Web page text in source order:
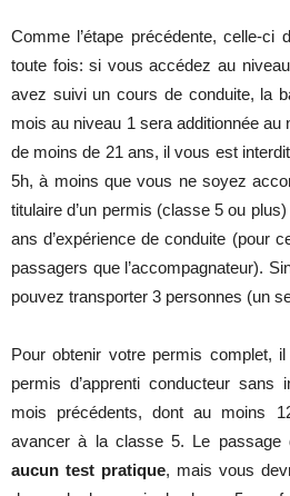
Comme l’étape précédente, celle-ci
toute fois: si vous accédez au
avez suivi un cours de conduite, la
mois au niveau 1 sera additionnée
de moins de 21 ans, il vous est
5h, à moins que vous ne soyez
titulaire d’un permis (classe 5 ou
ans d’expérience de conduite (pour
passagers que l’accompagnateur).
pouvez transporter 3 personnes (un
Pour obtenir votre permis complet,
permis d’apprenti conducteur sans
mois précédents, dont au moins
avancer à la classe 5. Le passage
aucun test pratique, mais vous